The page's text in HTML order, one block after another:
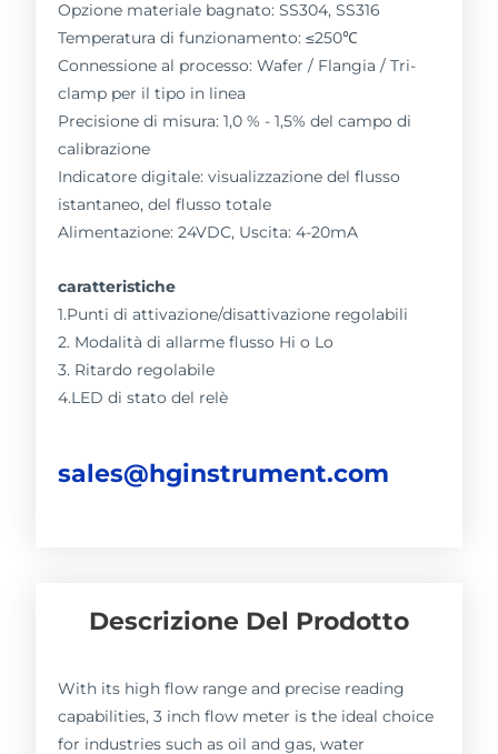
Opzione materiale bagnato: SS304, SS316
Temperatura di funzionamento: ≤250℃
Connessione al processo: Wafer / Flangia / Tri-
clamp per il tipo in linea
Precisione di misura: 1,0 % - 1,5% del campo di
calibrazione
Indicatore digitale: visualizzazione del flusso
istantaneo, del flusso totale
Alimentazione: 24VDC, Uscita: 4-20mA
caratteristiche
1.Punti di attivazione/disattivazione regolabili
2. Modalità di allarme flusso Hi o Lo
3. Ritardo regolabile
4.LED di stato del relè
sales@hginstrument.com
Descrizione Del Prodotto
With its high flow range and precise reading
capabilities, 3 inch flow meter is the ideal choice
for industries such as oil and gas, water